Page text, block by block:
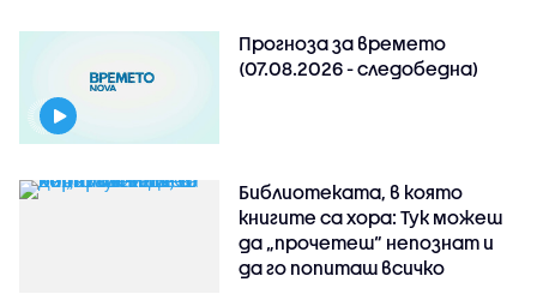
Прогноза за времето
(07.08.2026 - следобедна)
Библиотеката, в която
книгите са хора: Тук можеш
да „прочетеш“ непознат и
да го попиташ всичко